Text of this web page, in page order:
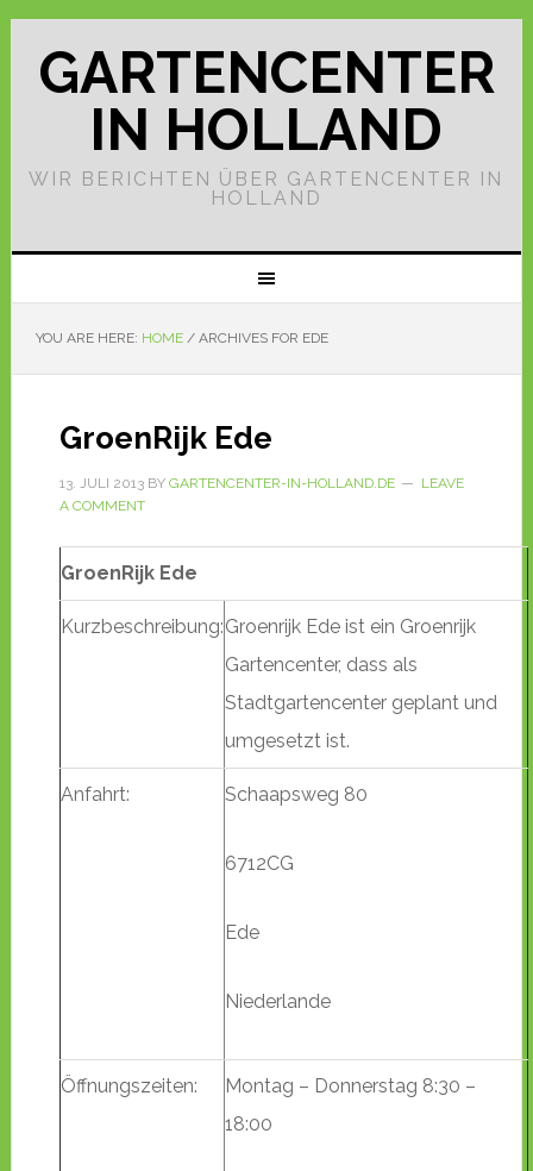
GARTENCENTER
IN HOLLAND
WIR BERICHTEN ÜBER GARTENCENTER IN
HOLLAND
YOU ARE HERE: HOME /ARCHIVES FOR EDE
GroenRijk Ede
13. JULI 2013BY GARTENCENTER-IN-HOLLAND.DE
LEAVE
A COMMENT
GroenRijk Ede
Kurzbeschreibung:Groenrijk Ede ist ein Groenrijk
Gartencenter, dass als
Stadtgartencenter geplant und
umgesetzt ist.
Anfahrt: Schaapsweg 80
6712CG
Ede
Niederlande
Öffnungszeiten:
Montag – Donnerstag 8:30 –
18:00